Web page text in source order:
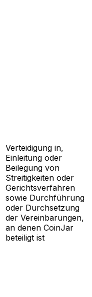
Verteidigung in,
Einleitung oder
Beilegung von
Streitigkeiten oder
Gerichtsverfahren
sowie Durchführung
oder Durchsetzung
der Vereinbarungen,
an denen CoinJar
beteiligt ist